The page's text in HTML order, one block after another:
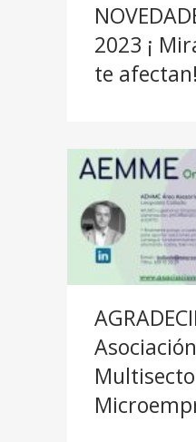
2023 ¡
te afectan!